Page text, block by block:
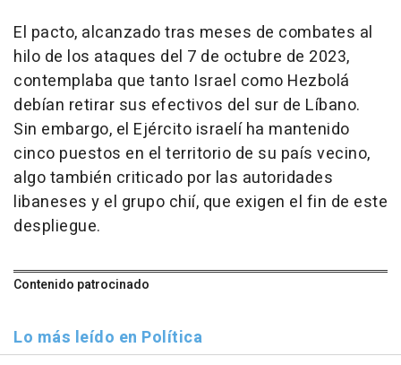
El pacto, alcanzado tras meses de combates al
hilo de los ataques del 7 de octubre de 2023,
contemplaba que tanto Israel como Hezbolá
debían retirar sus efectivos del sur de Líbano.
Sin embargo, el Ejército israelí ha mantenido
cinco puestos en el territorio de su país vecino,
algo también criticado por las autoridades
libaneses y el grupo chií, que exigen el fin de este
despliegue.
Contenido patrocinado
Lo más leído en Política